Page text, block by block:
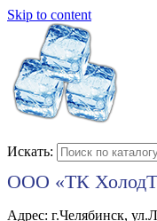
Skip to content
Искать:
ООО «ТК
Адрес: г.Челябинск,